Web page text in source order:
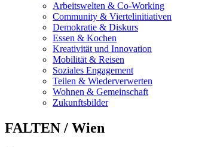
Arbeitswelten & Co-Working
Community & Viertelinitiativen
Demokratie & Diskurs
Essen & Kochen
Kreativität und Innovation
Mobilität & Reisen
Soziales Engagement
Teilen & Wiederverwerten
Wohnen & Gemeinschaft
Zukunftsbilder
FALTEN / Wien